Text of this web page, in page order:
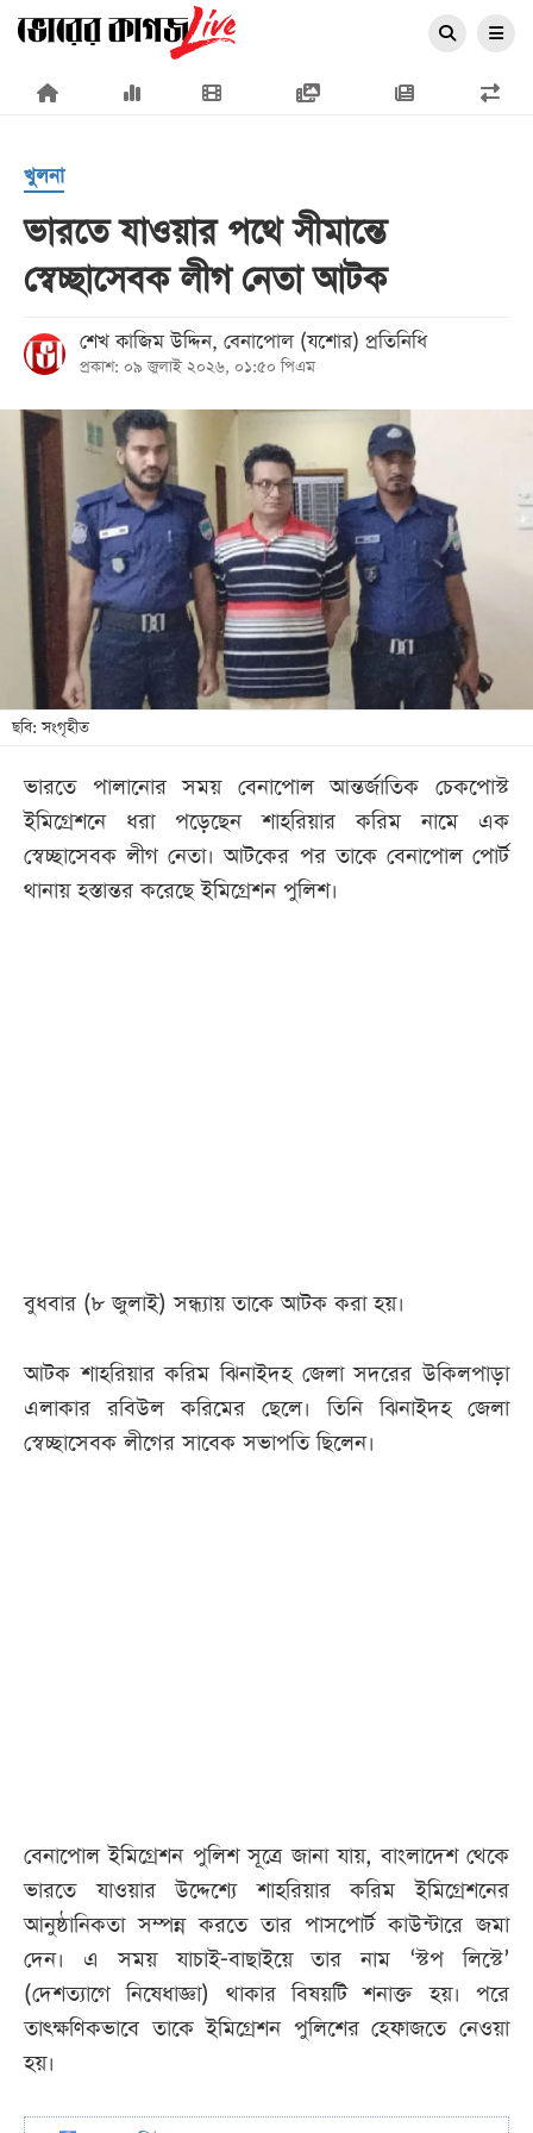
×
প্রচ্ছদ
জাতীয়
রাজনীতি
অর্থনীতি
আন্তর্জাতিক
সারাদেশ
খেলা
বিনোদন
লাইফ
স্টাইল
শিক্ষা
সব
বিভাগ
খুলনা
ভারতে যাওয়ার পথে সীমান্তে
স্বেচ্ছাসেবক লীগ নেতা আটক
শেখ কাজিম উদ্দিন, বেনাপোল (যশোর) প্রতিনিধি
প্রকাশ: ০৯ জুলাই ২০২৬, ০১:৫০ পিএম
ছবি: সংগৃহীত
ভারতে পালানোর সময় বেনাপোল আন্তর্জাতিক চেকপোস্ট
ইমিগ্রেশনে ধরা পড়েছেন শাহরিয়ার করিম নামে এক
স্বেচ্ছাসেবক লীগ নেতা। আটকের পর তাকে বেনাপোল পোর্ট
থানায় হস্তান্তর করেছে ইমিগ্রেশন পুলিশ।
বুধবার (৮ জুলাই) সন্ধ্যায় তাকে আটক করা হয়।
আটক শাহরিয়ার করিম ঝিনাইদহ জেলা সদরের উকিলপাড়া
এলাকার রবিউল করিমের ছেলে। তিনি ঝিনাইদহ জেলা
স্বেচ্ছাসেবক লীগের সাবেক সভাপতি ছিলেন।
বেনাপোল ইমিগ্রেশন পুলিশ সূত্রে জানা যায়, বাংলাদেশ থেকে
ভারতে যাওয়ার উদ্দেশ্যে শাহরিয়ার করিম ইমিগ্রেশনের
আনুষ্ঠানিকতা সম্পন্ন করতে তার পাসপোর্ট কাউন্টারে জমা
দেন। এ সময় যাচাই-বাছাইয়ে তার নাম ‘স্টপ লিস্টে’
(দেশত্যাগে নিষেধাজ্ঞা) থাকার বিষয়টি শনাক্ত হয়। পরে
তাৎক্ষণিকভাবে তাকে ইমিগ্রেশন পুলিশের হেফাজতে নেওয়া
হয়।